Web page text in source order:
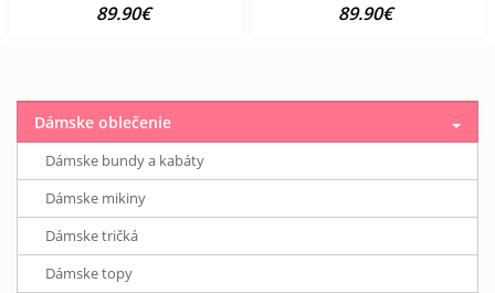
89.90€ 89.90€
Dámske oblečenie
Dámske bundy a kabáty
Dámske mikiny
Dámske tričká
Dámske topy